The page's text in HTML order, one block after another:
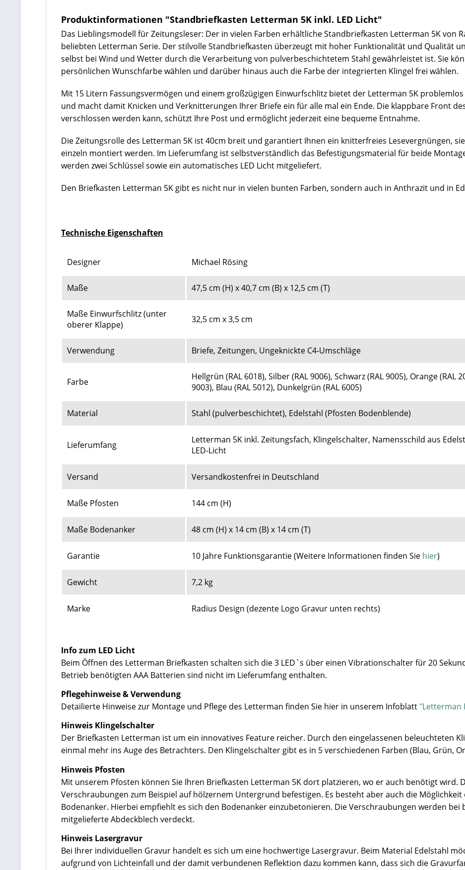
Produktinformationen "Standbriefkasten Letterman 5K inkl. LED Licht"
Das Lieblingsmodell für Zeitungsleser: Der in vielen Farben erhältliche Standbriefkasten Letterman 5K von
beliebten Letterman Serie. Der stilvolle Standbriefkasten überzeugt mit hoher Funktionalität und Qualität
selbst bei Wind und Wetter durch die Verarbeitung von pulverbeschichtetem Stahl gewährleistet ist. Sie
persönlichen Wunschfarbe wählen und darüber hinaus auch die Farbe der integrierten Klingel frei wählen.
Mit 15 Litern Fassungsvermögen und einem großzügigen Einwurfschlitz bietet der Letterman 5K
und macht damit Knicken und Verknitterungen Ihrer Briefe ein für alle mal ein Ende. Die klappbare Front
verschlossen werden kann, schützt Ihre Post und ermöglicht jederzeit eine bequeme Entnahme.
Die Zeitungsrolle des Letterman 5K ist 40cm breit und garantiert Ihnen ein knitterfreies Lesevergnüngen,
einzeln montiert werden. Im Lieferumfang ist selbstverständlich das Befestigungsmaterial für beide
werden zwei Schlüssel sowie ein automatisches LED Licht mitgeliefert.
Den Briefkasten Letterman 5K gibt es nicht nur in vielen bunten Farben, sondern auch in Anthrazit und in
Technische Eigenschaften
Designer Michael Rösing
Maße 47,5 cm (H) x 40,7 cm (B) x 12,5 cm (T)
Maße Einwurfschlitz (unter
oberer Klappe)
32,5 cm x 3,5 cm
Verwendung Briefe, Zeitungen, Ungeknickte C4-Umschläge
Farbe Hellgrün (RAL 6018), Silber (RAL 9006), Schwarz (RAL 9005), Orange (RAL
9003), Blau (RAL 5012), Dunkelgrün (RAL 6005)
Material Stahl (pulverbeschichtet), Edelstahl (Pfosten Bodenblende)
Lieferumfang
Letterman 5K inkl. Zeitungsfach, Klingelschalter, Namensschild aus
LED-Licht
Versand Versandkostenfrei in Deutschland
Maße Pfosten 144 cm (H)
Maße Bodenanker 48 cm (H) x 14 cm (B) x 14 cm (T)
Garantie 10 Jahre Funktionsgarantie(Weitere Informationen finden Sie hier)
Gewicht 7,2 kg
Marke Radius Design (dezente Logo Gravur unten rechts)
Info zum LED Licht
Beim Öffnen des Letterman Briefkasten schalten sich die 3 LED`s über einen Vibrationschalter für 20
Betrieb benötigten AAA Batterien sind nicht im Lieferumfang enthalten.
Pflegehinweise & Verwendung
Detailierte Hinweise zur Montage und Pflege des Letterman finden Sie hier in unserem Infoblatt "Letterman
Hinweis Klingelschalter
Der Briefkasten Letterman ist um ein innovatives Feature reicher. Durch den eingelassenen beleuchteten
einmal mehr ins Auge des Betrachters. Den Klingelschalter gibt es in 5 verschiedenen Farben (Blau, Grün,
Hinweis Pfosten
Mit unserem Pfosten können Sie Ihren Briefkasten Letterman 5K dort platzieren, wo er auch benötigt wird.
Verschraubungen zum Beispiel auf hölzernem Untergrund befestigen. Es besteht aber auch die
Bodenanker. Hierbei empfiehlt es sich den Bodenanker einzubetonieren. Die Verschraubungen werden bei
mitgelieferte Abdeckblech verdeckt.
Hinweis Lasergravur
Bei Ihrer individuellen Gravur handelt es sich um eine hochwertige Lasergravur. Beim Material Edelstahl
aufgrund von Lichteinfall und der damit verbundenen Reflektion dazu kommen kann, dass sich die